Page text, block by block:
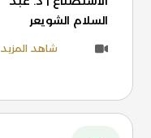
السلام الشويعر
شاهد المزيد